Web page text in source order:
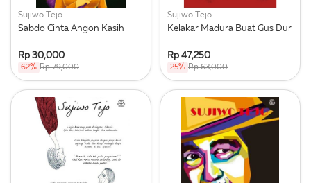
Sujiwo Tejo
Sabdo Cinta Angon Kasih
Rp 30,000
62% Rp 79,000
Sujiwo Tejo
Kelakar Madura Buat Gus Dur
Rp 47,250
25% Rp 63,000